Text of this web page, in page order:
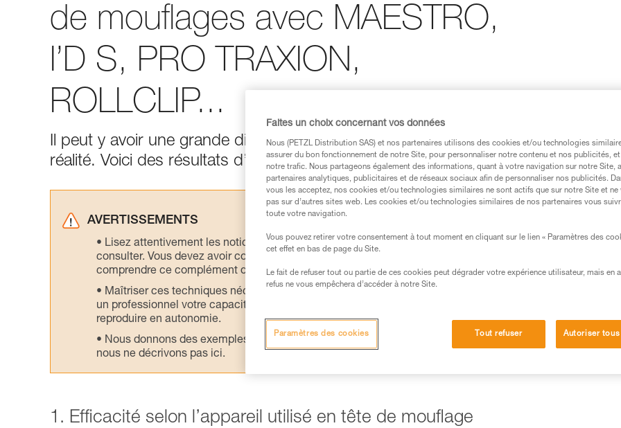
de mouflages avec MAESTRO,
I’D S, PRO TRAXION,
ROLLCLIP...
Il peut y avoir une grande différence entre l’efficacité théorique d’un mouflage et
réalité. Voici des résultats d’essais réalisés au laboratoire Petzl.
AVERTISSEMENTS
Lisez attentivement les notices techniques des produits utilisés dans ce conseil avant de le
consulter. Vous devez avoir compris les informations de la notice technique pour pouvoir
comprendre ce complément d’informations.
Maîtriser ces techniques nécessite une formation et un entraînement spécifique. Validez avec
un professionnel votre capacité à refaire la manipulation, seul, en toute sécurité, avant de la
reproduire en autonomie.
Nous donnons des exemples de techniques liées à votre activité. Il peut en exister d’autres que
nous ne décrivons pas ici.
1. Efficacité selon l’appareil utilisé en tête de mouflage
Faites un choix concernant vos données
Nous (PETZL Distribution SAS) et nos partenaires utilisons des cookies et/ou technologies
assurer du bon fonctionnement de notre Site, pour personnaliser notre contenu et nos publicités,
notre trafic. Nous partageons également des informations, quant à votre navigation sur notre Site,
partenaires analytiques, publicitaires et de réseaux sociaux afin de personnaliser nos publicités.
vous les acceptez, nos cookies et/ou technologies similaires ne sont actifs que sur notre Site et ne
pas sur d’autres sites web. Les cookies et/ou technologies similaires de nos partenaires vous
toute votre navigation.
Vous pouvez retirer votre consentement à tout moment en cliquant sur le lien « Paramètres des
cet effet en bas de page du Site.
Le fait de refuser tout ou partie de ces cookies peut dégrader votre expérience utilisateur, mais en
refus ne vous empêchera d’accéder à notre Site.
Tout refuser Autoriser
Paramètres des cookies